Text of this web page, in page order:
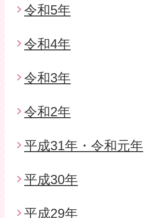
令和5年
令和4年
令和3年
令和2年
平成31年・令和元年
平成30年
平成29年